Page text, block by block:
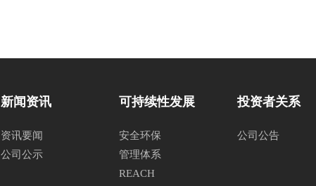
新闻资讯
资讯要闻
公司公示
可持续性发展
安全环保
管理体系
REACH
投资者关系
公司公告